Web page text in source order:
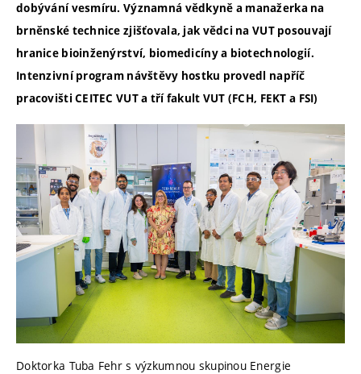
dobývání vesmíru. Významná vědkyně a manažerka na
brněnské technice zjišťovala, jak vědci na VUT posouvají
hranice bioinženýrství, biomedicíny a biotechnologií.
Intenzivní program návštěvy hostku provedl napříč
pracovišti CEITEC VUT a tří fakult VUT (FCH, FEKT a FSI)
Doktorka Tuba Fehr s výzkumnou skupinou Energie